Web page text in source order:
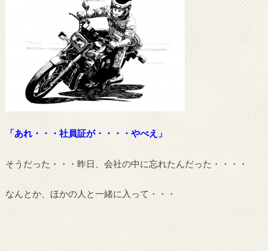
「あれ・・・社員証が・・・・やべえ」
そうだった・・・昨日、会社の中に忘れたんだった・・・・
なんとか、ほかの人と一緒に入って・・・